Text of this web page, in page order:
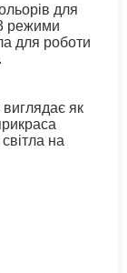
для
режими
для роботи
як
на